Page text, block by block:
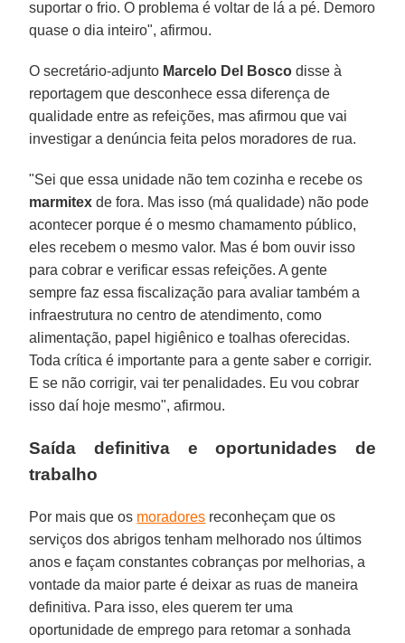
suportar o frio. O problema é voltar de lá a pé. Demoro
quase o dia inteiro", afirmou.
O secretário-adjunto Marcelo Del Bosco disse à
reportagem que desconhece essa diferença de
qualidade entre as refeições, mas afirmou que vai
investigar a denúncia feita pelos moradores de rua.
"Sei que essa unidade não tem cozinha e recebe os
marmitex de fora. Mas isso (má qualidade) não pode
acontecer porque é o mesmo chamamento público,
eles recebem o mesmo valor. Mas é bom ouvir isso
para cobrar e verificar essas refeições. A gente
sempre faz essa fiscalização para avaliar também a
infraestrutura no centro de atendimento, como
alimentação, papel higiênico e toalhas oferecidas.
Toda crítica é importante para a gente saber e corrigir.
E se não corrigir, vai ter penalidades. Eu vou cobrar
isso daí hoje mesmo", afirmou.
Saída definitiva e oportunidades de
trabalho
Por mais que os moradores reconheçam que os
serviços dos abrigos tenham melhorado nos últimos
anos e façam constantes cobranças por melhorias, a
vontade da maior parte é deixar as ruas de maneira
definitiva. Para isso, eles querem ter uma
oportunidade de emprego para retomar a sonhada